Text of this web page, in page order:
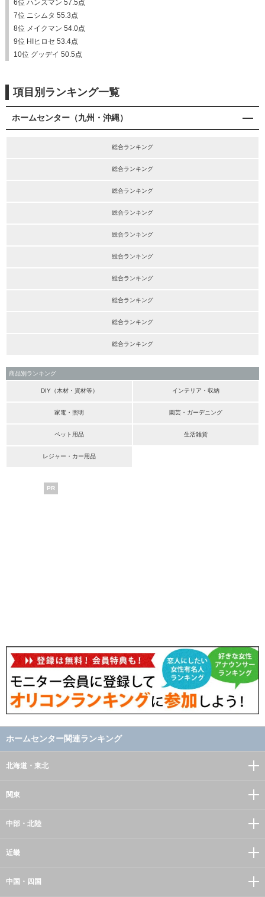
6位 ハンズマン 57.5点
7位 ニシムタ 55.3点
8位 メイクマン 54.0点
9位 HIヒロセ 53.4点
10位 グッデイ 50.5点
項目別ランキング一覧
ホームセンター（九州・沖縄）
総合ランキング
総合ランキング
総合ランキング
総合ランキング
総合ランキング
総合ランキング
総合ランキング
総合ランキング
総合ランキング
総合ランキング
商品別ランキング
DIY（木材・資材等） インテリア・収納
家電・照明 園芸・ガーデニング
ペット用品 生活雑貨
レジャー・カー用品
PR
ホームセンター関連ランキング
北海道・東北
関東
中部・北陸
近畿
中国・四国